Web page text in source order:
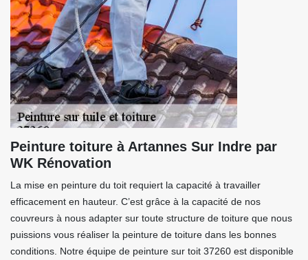
Peinture toiture à Artannes Sur Indre par
WK Rénovation
La mise en peinture du toit requiert la capacité à travailler
efficacement en hauteur. C’est grâce à la capacité de nos
couvreurs à nous adapter sur toute structure de toiture que nous
puissions vous réaliser la peinture de toiture dans les bonnes
conditions. Notre équipe de peinture sur toit 37260 est disponible